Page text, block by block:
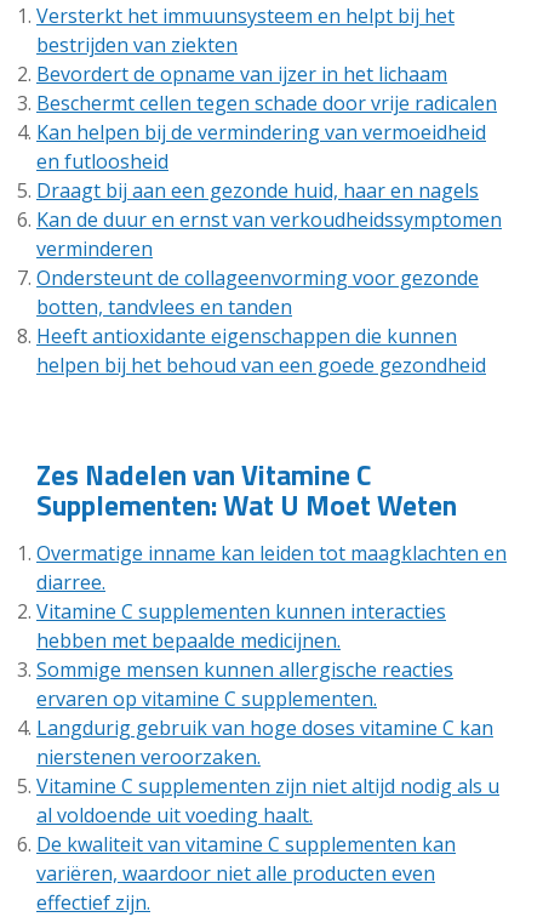
Versterkt het immuunsysteem en helpt bij het
bestrijden van ziekten
Bevordert de opname van ijzer in het lichaam
Beschermt cellen tegen schade door vrije radicalen
Kan helpen bij de vermindering van vermoeidheid
en futloosheid
Draagt bij aan een gezonde huid, haar en nagels
Kan de duur en ernst van verkoudheidssymptomen
verminderen
Ondersteunt de collageenvorming voor gezonde
botten, tandvlees en tanden
Heeft antioxidante eigenschappen die kunnen
helpen bij het behoud van een goede gezondheid
Zes Nadelen van Vitamine C
Supplementen: Wat U Moet Weten
Overmatige inname kan leiden tot maagklachten en
diarree.
Vitamine C supplementen kunnen interacties
hebben met bepaalde medicijnen.
Sommige mensen kunnen allergische reacties
ervaren op vitamine C supplementen.
Langdurig gebruik van hoge doses vitamine C kan
nierstenen veroorzaken.
Vitamine C supplementen zijn niet altijd nodig als u
al voldoende uit voeding haalt.
De kwaliteit van vitamine C supplementen kan
variëren, waardoor niet alle producten even
effectief zijn.